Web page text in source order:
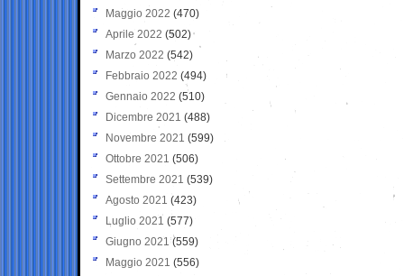
Maggio 2022 (470)
Aprile 2022 (502)
Marzo 2022 (542)
Febbraio 2022 (494)
Gennaio 2022 (510)
Dicembre 2021 (488)
Novembre 2021 (599)
Ottobre 2021 (506)
Settembre 2021 (539)
Agosto 2021 (423)
Luglio 2021 (577)
Giugno 2021(559)
Maggio 2021 (556)